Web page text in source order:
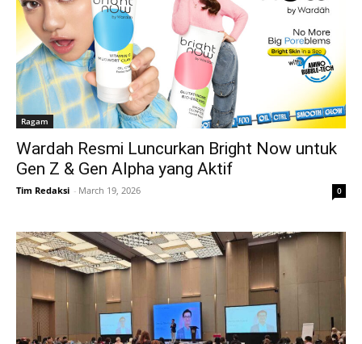
Ragam
Wardah Resmi Luncurkan Bright Now untuk
Gen Z & Gen Alpha yang Aktif
Tim Redaksi - March 19, 2026 0